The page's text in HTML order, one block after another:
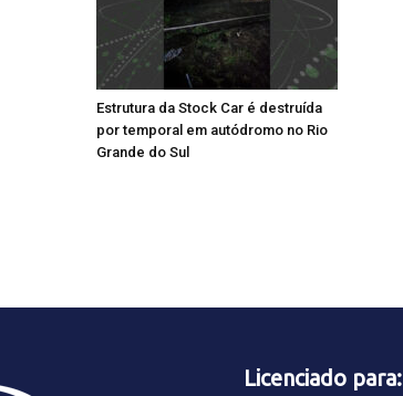
Estrutura da Stock Car é destruída
por temporal em autódromo no Rio
Grande do Sul
Licenciado para: